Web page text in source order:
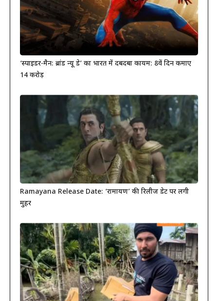
‘स्पाइडर-मैन: ब्रांड न्यू डे’ का भारत में दबदबा कायम: 8वें दिन कमाए
14 करोड़
Ramayana Release Date: ‘रामायण’ की रिलीज डेट पर लगी
मुहर